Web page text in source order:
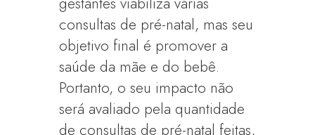
consultas de pré-natal, mas seu
objetivo final é promover a
saúde da mãe e do bebê.
Portanto, o seu impacto não
será avaliado pela quantidade
de consultas de pré-natal feitas,